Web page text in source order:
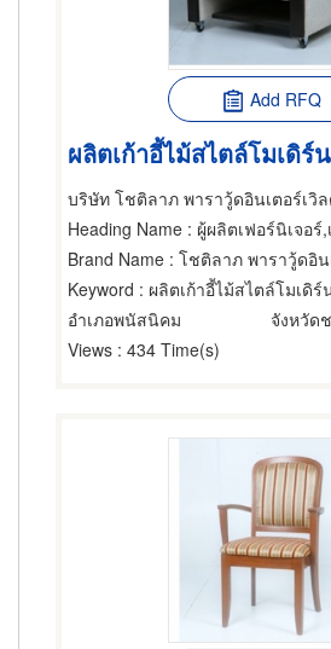
Add RFQ
ผลิตเก้าอี้ไม้สไตล์โมเดิร์
บริษัท โชติลาภ พาราวู้ดอินเตอร์เวิ
Heading Name : ผู้ผลิตเฟอร์นิเจอร์,เฟอร์นิเจอ
Brand Name : โชติลาภ พาราวู้ดอิ
Keyword : ผลิตเก้าอี้ไม้สไตล์โมเดิ
อำเภอพนัสนิคม
จังหวัด
Views : 434 Time(s)